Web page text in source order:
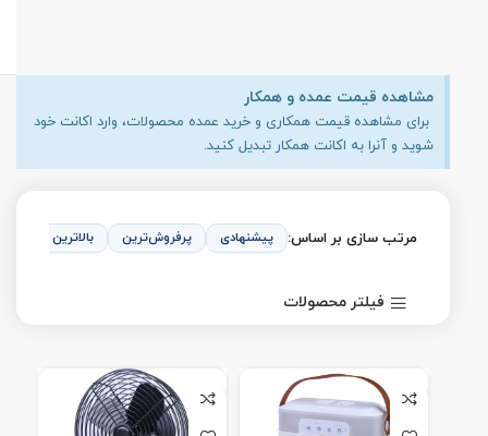
مشاهده قیمت عمده و همکار
برای مشاهده قیمت همکاری و خرید عمده محصولات، وارد اکانت خود
شوید و آنرا به اکانت همکار تبدیل کنید.
مرتب سازی بر اساس: پیشنهادی پرفروش‌ترین بالاترین امتیاز
فیلتر محصولات